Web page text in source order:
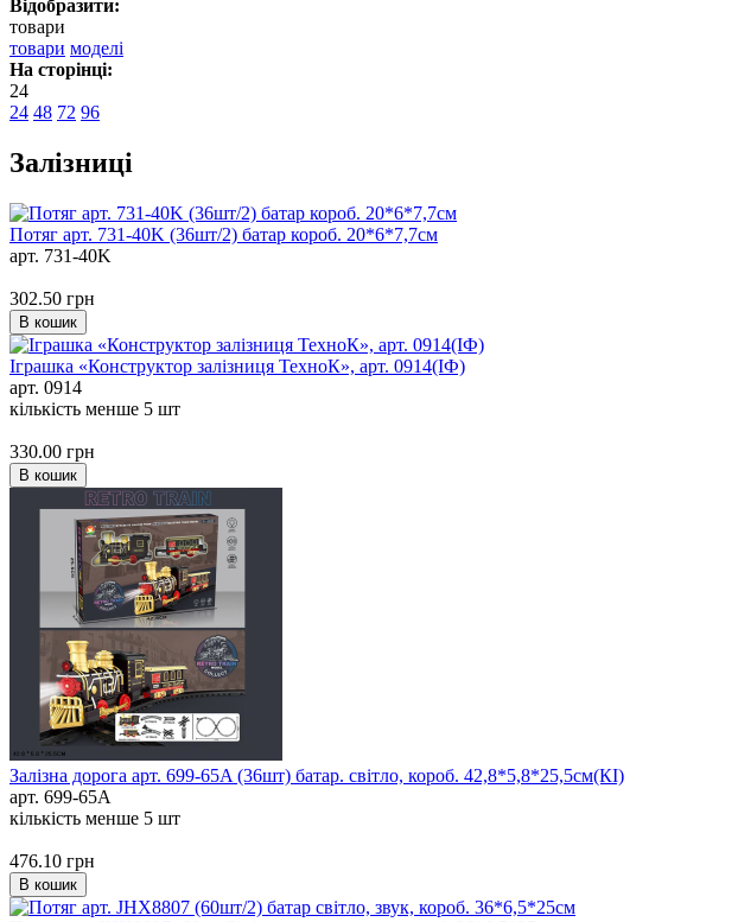
Відобразити:
товари
товари моделі
На сторінці:
24
24 48 72 96
Залізниці
Потяг арт. 731-40K (36шт/2) батар короб. 20*6*7,7см
арт. 731-40K
302.50 грн
В кошик
Іграшка «Конструктор залізниця ТехноК», арт. 0914(ІФ)
арт. 0914
кількість менше 5 шт
330.00 грн
В кошик
Залізна дорога арт. 699-65A (36шт) батар. світло, короб. 42,8*5,8*25,5см(КІ)
арт. 699-65A
кількість менше 5 шт
476.10 грн
В кошик